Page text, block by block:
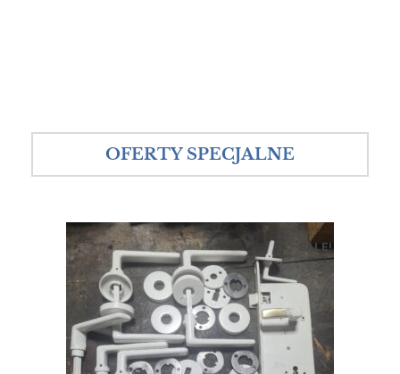
OFERTY SPECJALNE
SALE!